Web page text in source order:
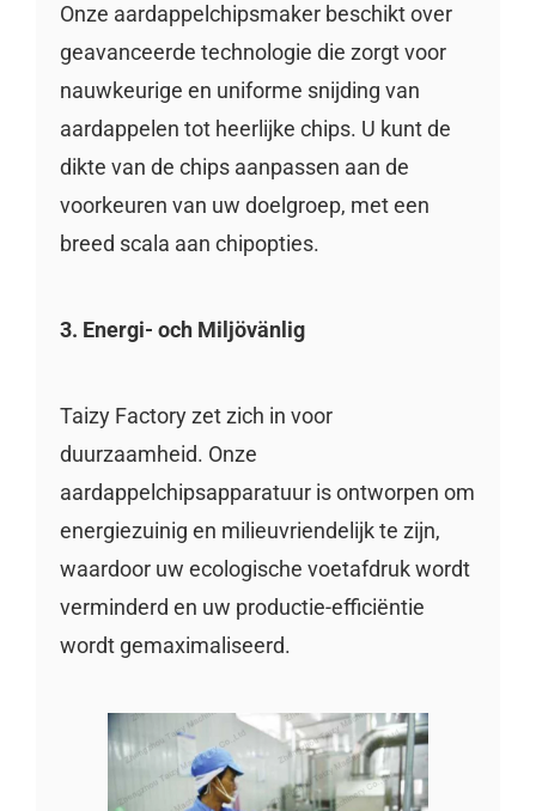
Onze aardappelchipsmaker beschikt over
geavanceerde technologie die zorgt voor
nauwkeurige en uniforme snijding van
aardappelen tot heerlijke chips. U kunt de
dikte van de chips aanpassen aan de
voorkeuren van uw doelgroep, met een
breed scala aan chipopties.
3. Energi- och Miljövänlig
Taizy Factory zet zich in voor
duurzaamheid. Onze
aardappelchipsapparatuur is ontworpen om
energiezuinig en milieuvriendelijk te zijn,
waardoor uw ecologische voetafdruk wordt
verminderd en uw productie-efficiëntie
wordt gemaximaliseerd.